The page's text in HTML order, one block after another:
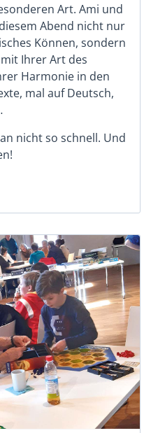
Art. Ami und
Abend nicht nur
Können, sondern
Ihrer Art des
Harmonie in den
mal auf Deutsch,
nicht so schnell. Und